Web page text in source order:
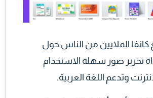
الملايين من الناس حول
تحرير صور سهلة الاستخدام
وتدعم اللغة العربية.